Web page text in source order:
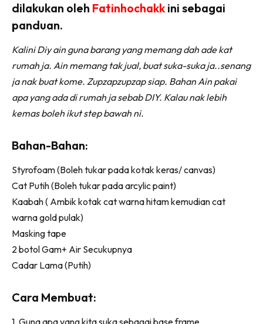
Ilham Impiana
Ilham Impiana 360
Ilham Impiana Inspirasi Selebriti
Impiana TV
Casa Impiana
Lahar Dekor
Sembang Dekor
Sembang Laman
Tip Impiana
Tip Laman
dilakukan oleh Fatinhochakk ini sebagai
panduan.
Kalini Diy ain guna barang yang memang dah ade kat
rumah ja. Ain memang tak jual, buat suka-suka ja..senang
ja nak buat kome. Zupzapzupzap siap. Bahan Ain pakai
apa yang ada di rumah ja sebab DIY. Kalau nak lebih
kemas boleh ikut step bawah ni.
Bahan-Bahan:
Styrofoam (Boleh tukar pada kotak keras/ canvas)
Cat Putih (Boleh tukar pada arcylic paint)
Kaabah ( Ambik kotak cat warna hitam kemudian cat
warna gold pulak)
Masking tape
2 botol Gam+ Air Secukupnya
Cadar Lama (Putih)
Cara Membuat: